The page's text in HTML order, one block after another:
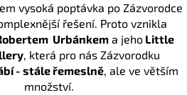
vysoká poptávka po Zázvorodce
řešení. Proto vznikla
Urbánkem a jeho Little
, která pro nás Zázvorodku
- stále řemeslně, ale ve větším
množství.